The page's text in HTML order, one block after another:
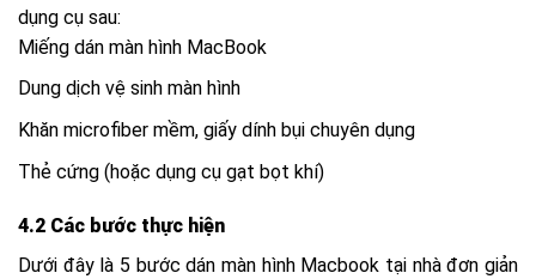
dụng cụ sau:
Miếng dán màn hình MacBook
Dung dịch vệ sinh màn hình
Khăn microfiber mềm, giấy dính bụi chuyên dụng
Thẻ cứng (hoặc dụng cụ gạt bọt khí)
4.2 Các bước thực hiện
Dưới đây là 5 bước dán màn hình Macbook tại nhà đơn giản